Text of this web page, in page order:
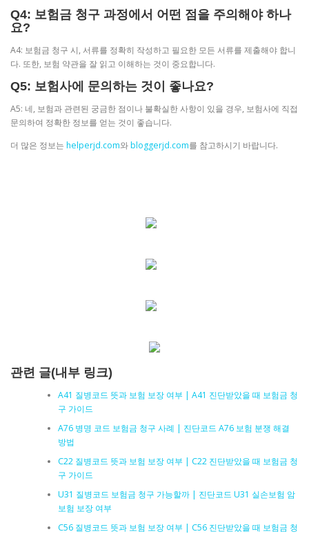
Q4: 보험금 청구 과정에서 어떤 점을 주의해야 하나
요?
A4: 보험금 청구 시, 서류를 정확히 작성하고 필요한 모든 서류를 제출해야 합니
다. 또한, 보험 약관을 잘 읽고 이해하는 것이 중요합니다.
Q5: 보험사에 문의하는 것이 좋나요?
A5: 네, 보험과 관련된 궁금한 점이나 불확실한 사항이 있을 경우, 보험사에 직접
문의하여 정확한 정보를 얻는 것이 좋습니다.
더 많은 정보는 helperjd.com와bloggerjd.com를 참고하시기 바랍니다.
관련 글(내부 링크)
A41 질병코드 뜻과 보험 보장 여부 | A41 진단받았을 때 보험금 청
구 가이드
A76 병명 코드 보험금 청구 사례 | 진단코드 A76 보험 분쟁 해결
방법
C22 질병코드 뜻과 보험 보장 여부 | C22 진단받았을 때 보험금 청
구 가이드
U31 질병코드 보험금 청구 가능할까 | 진단코드 U31 실손보험 암
보험 보장 여부
C56 질병코드 뜻과 보험 보장 여부 | C56 진단받았을 때 보험금 청